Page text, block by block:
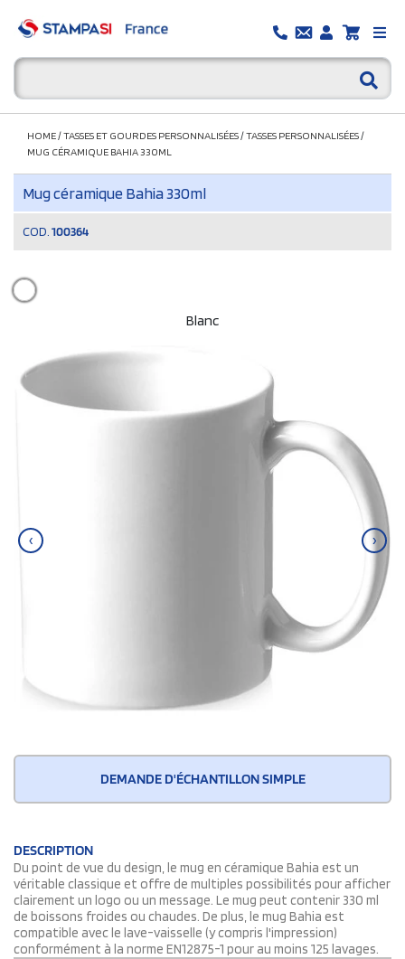
HOME/TASSES ET GOURDES PERSONNALISÉES/TASSES PERSONNALISÉES/
MUG CÉRAMIQUE BAHIA 330ML
Mug céramique Bahia 330ml
COD. 100364
Blanc
‹ ›
DEMANDE D'ÉCHANTILLON SIMPLE
DESCRIPTION
Du point de vue du design, le mug en céramique Bahia est un
véritable classique et offre de multiples possibilités pour afficher
clairement un logo ou un message. Le mug peut contenir 330 ml
de boissons froides ou chaudes. De plus, le mug Bahia est
compatible avec le lave-vaisselle (y compris l'impression)
conformément à la norme EN12875-1 pour au moins 125 lavages.